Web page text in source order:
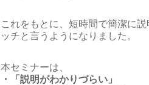
これをもとに、短時間で簡潔に
ッチと言うようになりました。
本セミナーは、
・「説明がわかりづらい」